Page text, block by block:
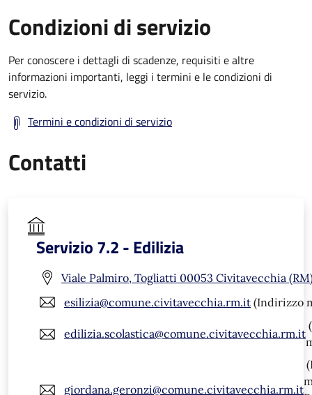
Condizioni di servizio
Per conoscere i dettagli di scadenze, requisiti e altre
informazioni importanti, leggi i termini e le condizioni di
servizio.
Termini e condizioni di servizio
Contatti
Servizio 7.2 - Edilizia
Viale Palmiro, Togliatti 00053 Civitavecchia
esilizia@comune.civitavecchia.rm.it (Indirizzo
edilizia.scolastica@comune.civitavecchia.rm.it
giordana.geronzi@comune.civitavecchia.rm.it